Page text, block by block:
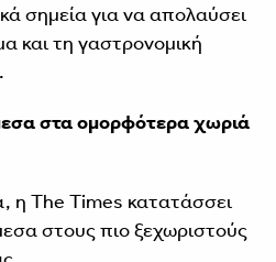
σημεία για να απολαύσει
και τη γαστρονομική
στα ομορφότερα χωριά
η The Times κατατάσσει
στους πιο ξεχωριστούς